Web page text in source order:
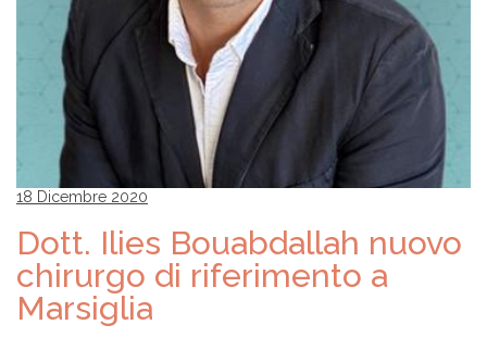
18 Dicembre 2020
Dott. Ilies Bouabdallah nuovo
chirurgo di riferimento a
Marsiglia